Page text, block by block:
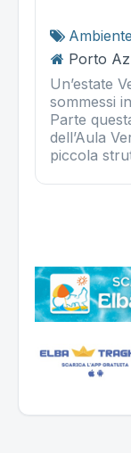
Ambiente
Porto
Un’estate
sommessi
Parte
dell’Aula
piccola